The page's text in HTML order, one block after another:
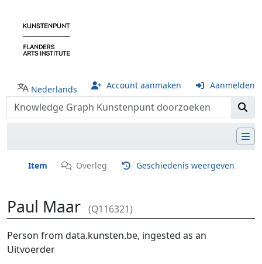
Nederlands Account aanmaken Aanmelden
Item Overleg Geschiedenis weergeven
Paul Maar (Q116321)
Ga naar:navigatie,zoeken
Person from data.kunsten.be, ingested as an
Uitvoerder